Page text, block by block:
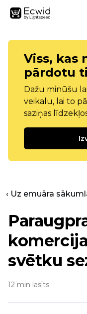
Viss, kas
pārdotu
Dažu minūšu
veikalu, lai to
saziņas
‹ Uz emuāra
svētku
12 min lasīts